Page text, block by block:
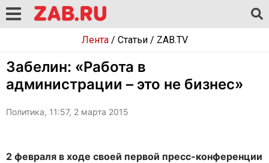
Лента/ Статьи/ ZAB.TV
Забелин: «Работа в
администрации – это не бизнес»
Политика, 11:57, 2 марта 2015
2 февраля в ходе своей первой пресс-конференции